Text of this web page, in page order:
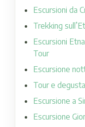
Escursioni da
Trekking
Escursioni
Tour
Escursione
Tour e
Escursione a
Escursione